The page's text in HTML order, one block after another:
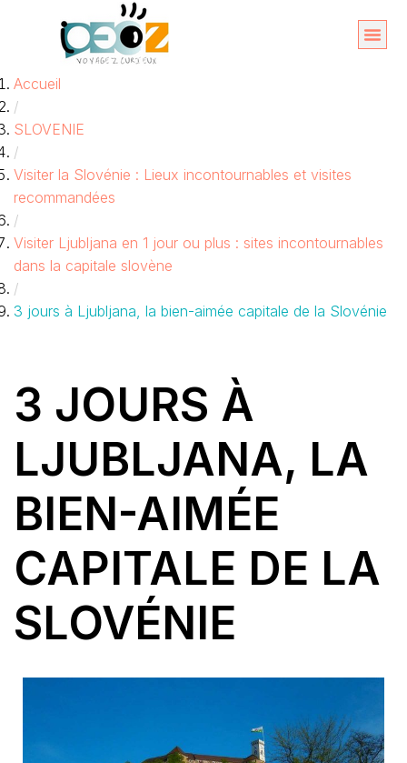
contenu
Accueil
/
SLOVENIE
/
Visiter la Slovénie : Lieux incontournables et visites
recommandées
/
Visiter Ljubljana en 1 jour ou plus : sites incontournables
dans la capitale slovène
/
3 jours à Ljubljana, la bien-aimée capitale de la Slovénie
3 JOURS À
LJUBLJANA, LA
BIEN-AIMÉE
CAPITALE DE LA
SLOVÉNIE